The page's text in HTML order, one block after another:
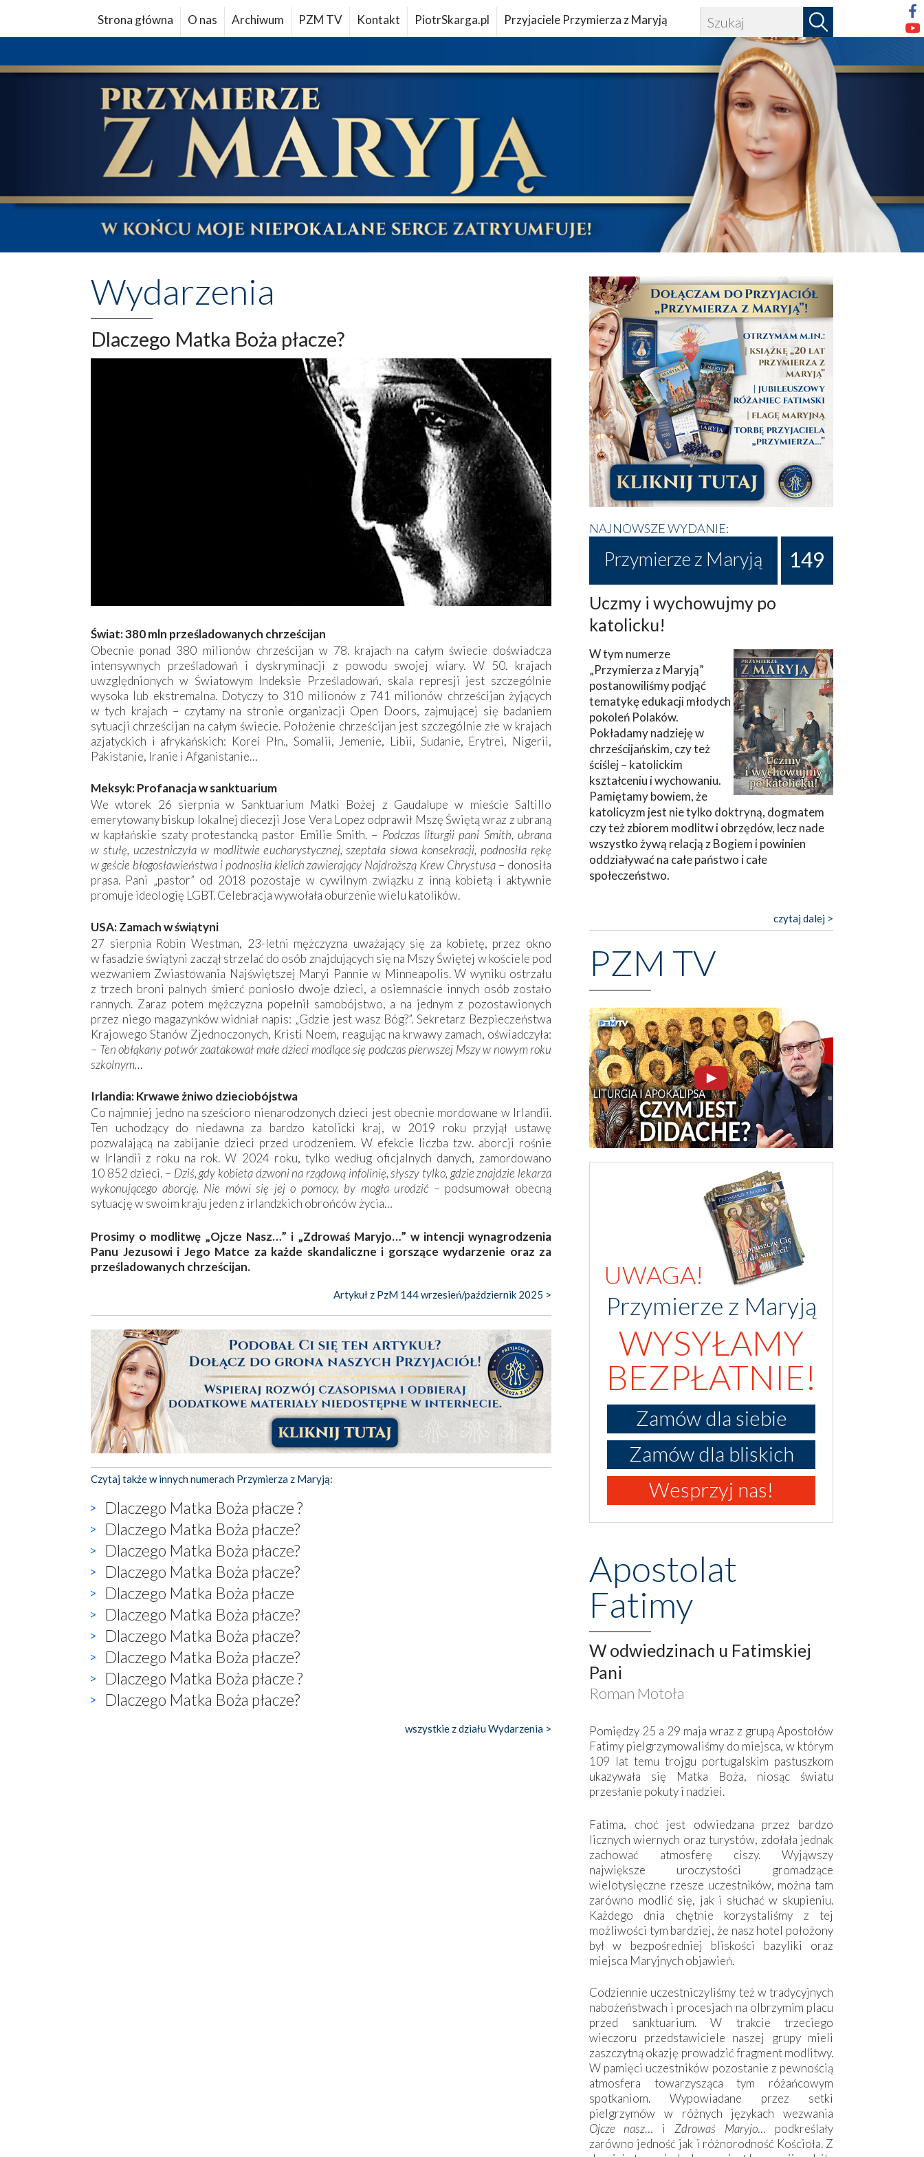
Strona główna O nas Archiwum PZM TV Kontakt PiotrSkarga.pl Przyjaciele Przymierza z Maryją
Wydarzenia
Dlaczego Matka Boża płacze?
Świat: 380 mln prześladowanych chrześcijan
Obecnie ponad 380 milionów chrześcijan w 78. krajach na całym świecie doświadcza
intensywnych prześladowań i dyskryminacji z powodu swojej wiary. W 50. krajach
uwzględnionych w Światowym Indeksie Prześladowań, skala represji jest szczególnie
wysoka lub ekstremalna. Dotyczy to 310 milionów z 741 milionów chrześcijan żyjących
w tych krajach – czytamy na stronie organizacji Open Doors, zajmującej się badaniem
sytuacji chrześcijan na całym świecie. Położenie chrześcijan jest szczególnie złe w krajach
azjatyckich i afrykańskich: Korei Płn., Somalii, Jemenie, Libii, Sudanie, Erytrei, Nigerii,
Pakistanie, Iranie i Afganistanie…
Meksyk: Profanacja w sanktuarium
We wtorek 26 sierpnia w Sanktuarium Matki Bożej z Gaudalupe w mieście Saltillo
emerytowany biskup lokalnej diecezji Jose Vera Lopez odprawił Mszę Świętą wraz z ubraną
w kapłańskie szaty protestancką pastor Emilie Smith. – Podczas liturgii pani Smith, ubrana
w stułę, uczestniczyła w modlitwie eucharystycznej, szeptała słowa konsekracji, podnosiła rękę
w geście błogosławieństwa i podnosiła kielich zawierający Najdroższą Krew Chrystusa – donosiła
prasa. Pani „pastor” od 2018 pozostaje w cywilnym związku z inną kobietą i aktywnie
promuje ideologię LGBT. Celebracja wywołała oburzenie wielu katolików.
USA: Zamach w świątyni
27 sierpnia Robin Westman, 23-letni mężczyzna uważający się za kobietę, przez okno
w fasadzie świątyni zaczął strzelać do osób znajdujących się na Mszy Świętej w kościele pod
wezwaniem Zwiastowania Najświętszej Maryi Pannie w Minneapolis. W wyniku ostrzału
z trzech broni palnych śmierć poniosło dwoje dzieci, a osiemnaście innych osób zostało
rannych. Zaraz potem mężczyzna popełnił samobójstwo, a na jednym z pozostawionych
przez niego magazynków widniał napis: „Gdzie jest wasz Bóg?”. Sekretarz Bezpieczeństwa
Krajowego Stanów Zjednoczonych, Kristi Noem, reagując na krwawy zamach, oświadczyła:
– Ten obłąkany potwór zaatakował małe dzieci modlące się podczas pierwszej Mszy w nowym roku
szkolnym…
Irlandia: Krwawe żniwo dzieciobójstwa
Co najmniej jedno na sześcioro nienarodzonych dzieci jest obecnie mordowane w Irlandii.
Ten uchodzący do niedawna za bardzo katolicki kraj, w 2019 roku przyjął ustawę
pozwalającą na zabijanie dzieci przed urodzeniem. W efekcie liczba tzw. aborcji rośnie
w Irlandii z roku na rok. W 2024 roku, tylko według oficjalnych danych, zamordowano
10 852 dzieci. – Dziś, gdy kobieta dzwoni na rządową infolinię, słyszy tylko, gdzie znajdzie lekarza
wykonującego aborcję. Nie mówi się jej o pomocy, by mogła urodzić – podsumował obecną
sytuację w swoim kraju jeden z irlandzkich obrońców życia…
Prosimy o modlitwę „Ojcze Nasz…” i „Zdrowaś Maryjo…” w intencji wynagrodzenia
Panu Jezusowi i Jego Matce za każde skandaliczne i gorszące wydarzenie oraz za
prześladowanych chrześcijan.
Artykuł z PzM 144 wrzesień/październik 2025 >
Czytaj także w innych numerach Przymierza z Maryją:
Dlaczego Matka Boża płacze ?
Dlaczego Matka Boża płacze?
Dlaczego Matka Boża płacze?
Dlaczego Matka Boża płacze?
Dlaczego Matka Boża płacze
Dlaczego Matka Boża płacze?
Dlaczego Matka Boża płacze?
Dlaczego Matka Boża płacze?
Dlaczego Matka Boża płacze ?
Dlaczego Matka Boża płacze?
wszystkie z działu Wydarzenia >
NAJNOWSZE WYDANIE:
Przymierze z Maryją 149
Uczmy i wychowujmy po
katolicku!
W tym numerze
„Przymierza z Maryją”
postanowiliśmy podjąć
tematykę edukacji młodych
pokoleń Polaków.
Pokładamy nadzieję w
chrześcijańskim, czy też
ściślej – katolickim
kształceniu i wychowaniu.
Pamiętamy bowiem, że
katolicyzm jest nie tylko doktryną, dogmatem
czy też zbiorem modlitw i obrzędów, lecz nade
wszystko żywą relacją z Bogiem i powinien
oddziaływać na całe państwo i całe
społeczeństwo.
czytaj dalej >
PZM TV
UWAGA!
Przymierze z Maryją
WYSYŁAMY
BEZPŁATNIE!
Zamów dla siebie
Zamów dla bliskich
Wesprzyj nas!
Apostolat
Fatimy
W odwiedzinach u Fatimskiej
Pani
Roman Motoła
Pomiędzy 25 a 29 maja wraz z grupą Apostołów
Fatimy pielgrzymowaliśmy do miejsca, w którym
109 lat temu trojgu portugalskim pastuszkom
ukazywała się Matka Boża, niosąc światu
przesłanie pokuty i nadziei.
Fatima, choć jest odwiedzana przez bardzo
licznych wiernych oraz turystów, zdołała jednak
zachować atmosferę ciszy. Wyjąwszy
największe uroczystości gromadzące
wielotysięczne rzesze uczestników, można tam
zarówno modlić się, jak i słuchać w skupieniu.
Każdego dnia chętnie korzystaliśmy z tej
możliwości tym bardziej, że nasz hotel położony
był w bezpośredniej bliskości bazyliki oraz
miejsca Maryjnych objawień.
Codziennie uczestniczyliśmy też w tradycyjnych
nabożeństwach i procesjach na olbrzymim placu
przed sanktuarium. W trakcie trzeciego
wieczoru przedstawiciele naszej grupy mieli
zaszczytną okazję prowadzić fragment modlitwy.
W pamięci uczestników pozostanie z pewnością
atmosfera towarzysząca tym różańcowym
spotkaniom. Wypowiadane przez setki
pielgrzymów w różnych językach wezwania
Ojcze nasz… i Zdrowaś Maryjo… podkreślały
zarówno jedność jak i różnorodność Kościoła. Z